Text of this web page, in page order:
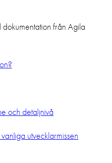
dokumentation från Agila
och detaljnivå
utvecklarmissen